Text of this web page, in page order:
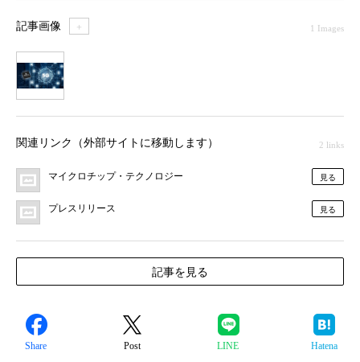
記事画像 ＋ 1 Images
関連リンク（外部サイトに移動します） 2 links
マイクロチップ・テクノロジー 見る
プレスリリース 見る
記事を見る
Share Post LINE Hatena